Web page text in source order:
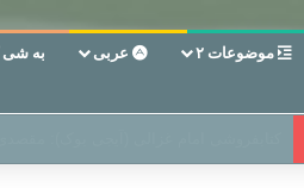
موضوعات ۲ عربی به شی